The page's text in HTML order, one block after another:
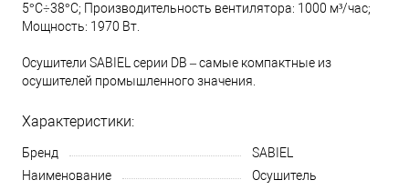
5°С÷38°С; Производительность вентилятора: 1000 м³/час;
Мощность: 1970 Вт.
Осушители SABIEL серии DB – самые компактные из
осушителей промышленного значения.
Характеристики:
Бренд
SABIEL
Наименование
Осушитель